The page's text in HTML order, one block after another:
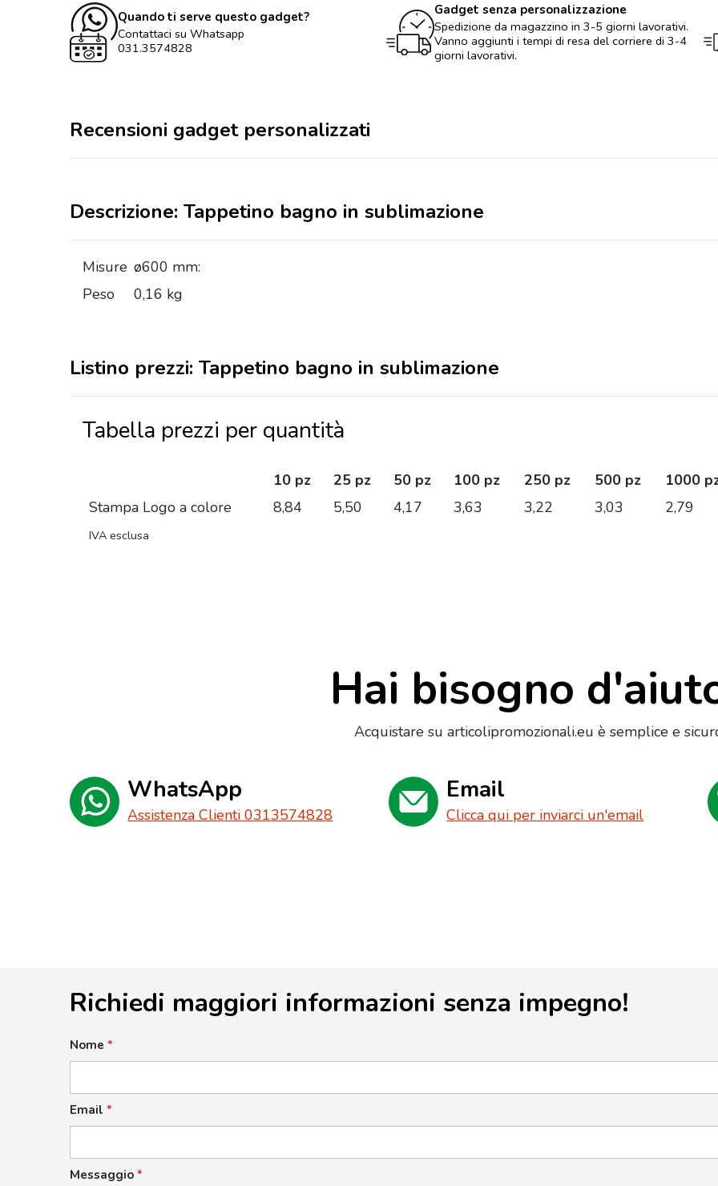
Quando ti serve questo gadget?
Contattaci su Whatsapp
031.3574828
Gadget senza personalizzazione
Spedizione da magazzino in 3-5 giorni lavorativi.
Vanno aggiunti i tempi di resa del corriere di 3-4
giorni lavorativi.
Recensioni gadget personalizzati
Descrizione: Tappetino bagno in sublimazione
Misure ø600 mm:
Peso
0,16 kg
Listino prezzi: Tappetino bagno in sublimazione
Tabella prezzi per quantità
10 pz 25 pz 50 pz 100 pz 250 pz 500 pz 1000
Stampa Logo a colore
8,84 5,50 4,17 3,63 3,22 3,03 2,79
IVA esclusa
Hai bisogno
Acquistare su articolipromozionali.eu è semplice e
WhatsApp
Assistenza Clienti 0313574828
Email
Clicca qui per inviarci un'email
Richiedi maggiori informazioni senza impegno!
Nome *
Email *
Messaggio *